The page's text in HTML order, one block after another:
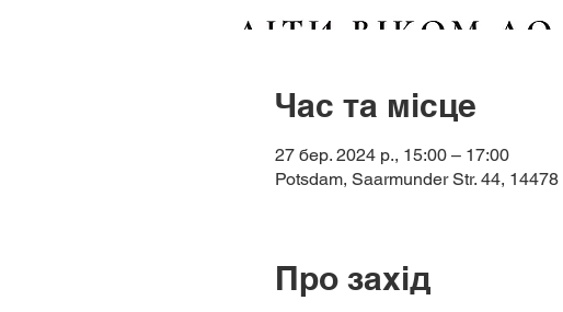
Час та місце
27 бер. 2024 р., 15:00 – 17:00
Potsdam, Saarmunder Str. 44,
Про захід